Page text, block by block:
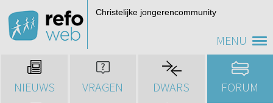
MENU
Christelijke jongerencommunity
NIEUWS VRAGEN DWARS FORUM